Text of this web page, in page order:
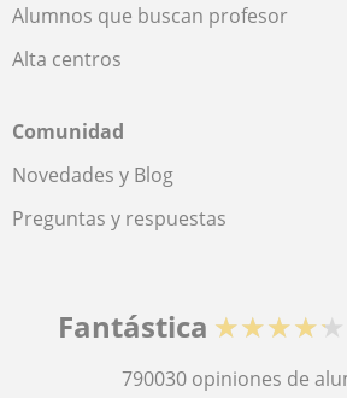
Alumnos que buscan profesor
Alta centros
Comunidad
Novedades y Blog
Preguntas y respuestas
Fantástica ★★★★★
790030 opiniones de